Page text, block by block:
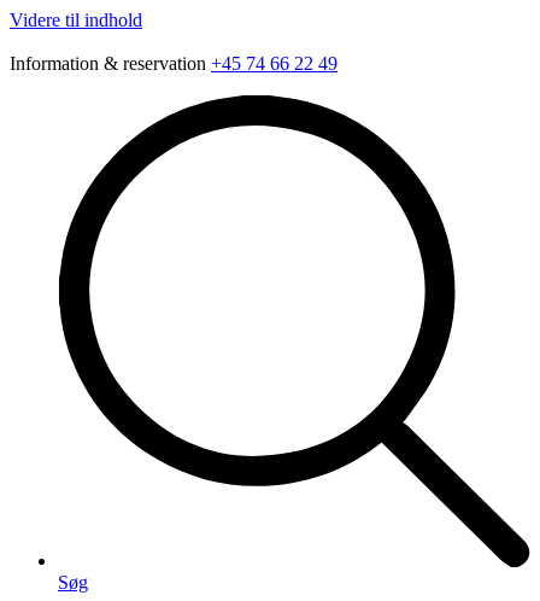
Videre til indhold
Information & reservation +45 74 66 22 49
Søg